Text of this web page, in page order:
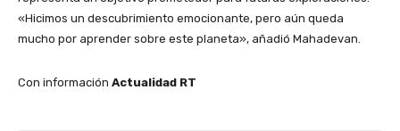
«Hicimos un descubrimiento emocionante, pero aún queda
mucho por aprender sobre este planeta», añadió Mahadevan.
Con información Actualidad RT